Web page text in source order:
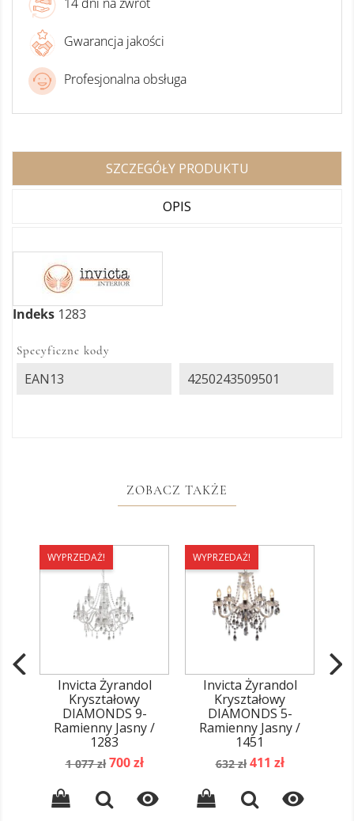
Gwarancja jakości
Profesjonalna obsługa
SZCZEGÓŁY PRODUKTU
OPIS
Indeks 1283
Specyficzne kody
EAN13 4250243509501
ZOBACZ TAKŻE
WYPRZEDAŻ!
Invicta Żyrandol
Kryształowy
DIAMONDS 9-
Ramienny Jasny /
1283
Cena
1 077 zł Cena
700 zł

WYPRZEDAŻ!
Invicta Żyrandol
Kryształowy
DIAMONDS 5-
Ramienny Jasny /
1451
Cena
632 zł Cena
411 zł
